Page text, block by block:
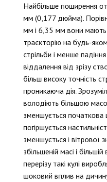
Найбільше поширення
мм (0,177 дюйма).
мм і 6,35 мм вони мають
траєкторію на будь-
стрільби і менше
віддалення від зрізу
більш високу точність
проникаюча дія.
володіють більшою
зменшується початкова
погіршується
зменшується і вітрової
збільшеній масі і
перерізу такі кулі
шоковий вплив на